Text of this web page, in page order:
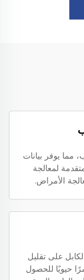
مما يوفر بيانات
لمعالجة
الأمراض.
على تقليل
حيويًا للحصول